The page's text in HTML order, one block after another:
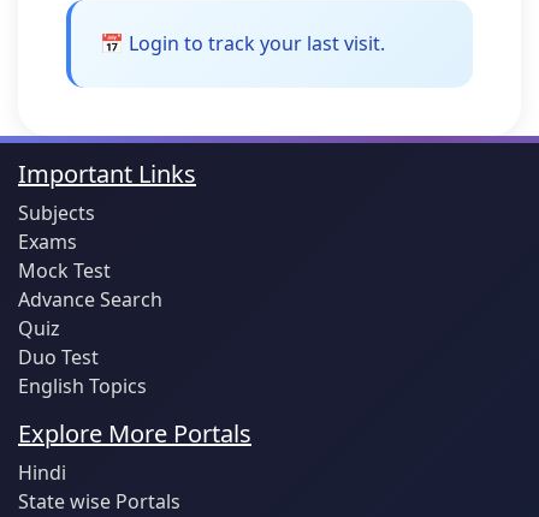
📅 Login to track your last visit.
Important Links
Subjects
Exams
Mock Test
Advance Search
Quiz
Duo Test
English Topics
Explore More Portals
Hindi
State wise Portals